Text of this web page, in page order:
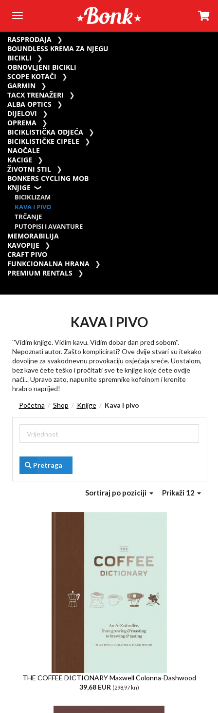
RASPRODAJA
BOUNDLESS KREMA ZA NJEGU
BICIKLI
OBNOVLJENI BICIKLI
SCOPE KOTAČI
GARMIN
TACX TRENAŽERI
ALBA OPTICS
DIJELOVI
OPREMA
BICIKLISTIČKA ODJEĆA
BICIKLISTIČKE CIPELE
NAOČALE
KACIGE
ŽIVOTNI STIL
BONKERS CYCLING MOB
KNJIGE
BICIKLIZAM
KAVA I PIVO
TRČANJE
PUTOPISI I AVANTURE
MEMORABILIJA
KAVOPIJE
CRAFT PIVO
FUNKCIONALNA HRANA
PREMIUM RENTALS
KAVA I PIVO
''Vidim knjige. Vidim kavu. Vidim dobar dan pred sobom''.
Nepoznati autor. Zašto komplicirati? Ove dvije stvari su itekako
dovoljne za svakodnevnu provokaciju osjećaja sreće. Uostalom,
bez kave ćete teško i pročitati sve te knjige koje ćete ovdje
naći... Upravo zato, napunite spremnike kofeinom i krenite
hrabro naprijed!
Početna / Shop / Knjige / Kava i pivo
Pretraga
Prikaži 12
Sortiraj po poziciji
THE COFFEE DICTIONARY Maxwell Colonna-Dashwood
39,68 EUR (298,97 kn)